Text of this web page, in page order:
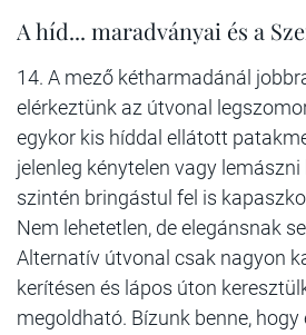
A híd... maradványai és a
14. A mező kétharmadánál
elérkeztünk az útvonal
egykor kis híddal ellátott
jelenleg kénytelen vagy
szintén bringástul fel is
Nem lehetetlen, de elegánsnak
Alternatív útvonal csak nagyon
kerítésen és lápos úton
megoldható. Bízunk benne, hogy